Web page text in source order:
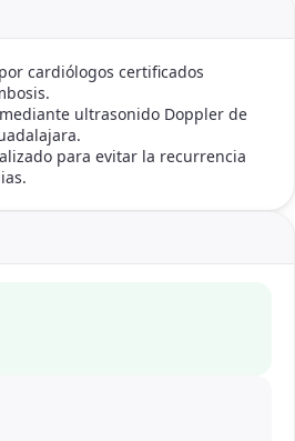
cardiólogos certificados
ultrasonido Doppler de
para evitar la recurrencia